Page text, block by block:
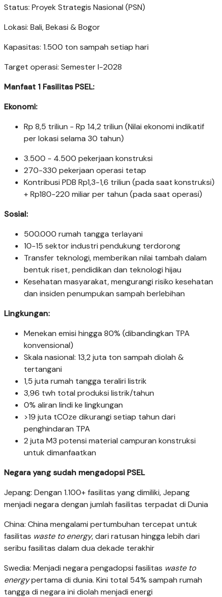
Status: Proyek Strategis Nasional (PSN)
Lokasi: Bali, Bekasi & Bogor
Kapasitas: 1.500 ton sampah setiap hari
Target operasi: Semester I-2028
Manfaat 1 Fasilitas PSEL:
Ekonomi:
Rp 8,5 triliun - Rp 14,2 triliun (Nilai ekonomi indikatif
per lokasi selama 30 tahun)
3.500 - 4.500 pekerjaan konstruksi
270-330 pekerjaan operasi tetap
Kontribusi PDB Rp1,3-1,6 triliun (pada saat konstruksi)
+ Rp180-220 miliar per tahun (pada saat operasi)
Sosial:
500.000 rumah tangga terlayani
10-15 sektor industri pendukung terdorong
Transfer teknologi, memberikan nilai tambah dalam
bentuk riset, pendidikan dan teknologi hijau
Kesehatan masyarakat, mengurangi risiko kesehatan
dan insiden penumpukan sampah berlebihan
Lingkungan:
Menekan emisi hingga 80% (dibandingkan TPA
konvensional)
Skala nasional: 13,2 juta ton sampah diolah &
tertangani
1,5 juta rumah tangga teraliri listrik
3,96 twh total produksi listrik/tahun
0% aliran lindi ke lingkungan
>19 juta tCOze dikurangi setiap tahun dari
penghindaran TPA
2 juta M3 potensi material campuran konstruksi
untuk dimanfaatkan
Negara yang sudah mengadopsi PSEL
Jepang: Dengan 1.100+ fasilitas yang dimiliki, Jepang
menjadi negara dengan jumlah fasilitas terpadat di Dunia
China: China mengalami pertumbuhan tercepat untuk
fasilitas waste to energy, dari ratusan hingga lebih dari
seribu fasilitas dalam dua dekade terakhir
Swedia: Menjadi negara pengadopsi fasilitas waste to
energypertama di dunia. Kini total 54% sampah rumah
tangga di negara ini diolah menjadi energi